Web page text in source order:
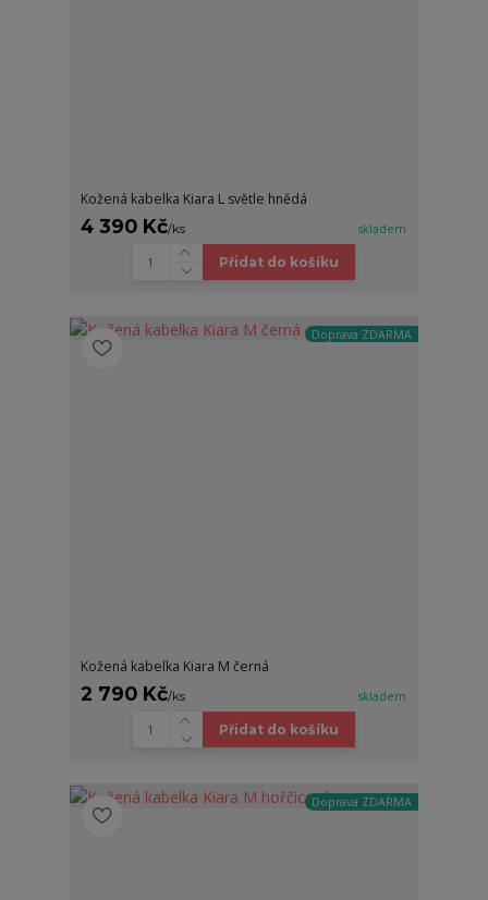
Kožená kabelka Kiara L světle hnědá
4 390 Kč/ks skladem
Přidat do košíku
Doprava ZDARMA
Kožená kabelka Kiara M černá
2 790 Kč/ks skladem
Přidat do košíku
Doprava ZDARMA